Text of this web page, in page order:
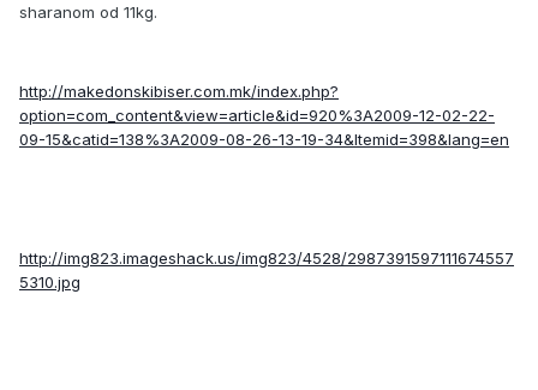
sharanom od 11kg.
http://makedonskibiser.com.mk/index.php?
option=com_content&view=article&id=920%3A2009-12-02-22-
09-15&catid=138%3A2009-08-26-13-19-34&Itemid=398&lang=en
http://img823.imageshack.us/img823/4528/2987391597111674557
5310.jpg